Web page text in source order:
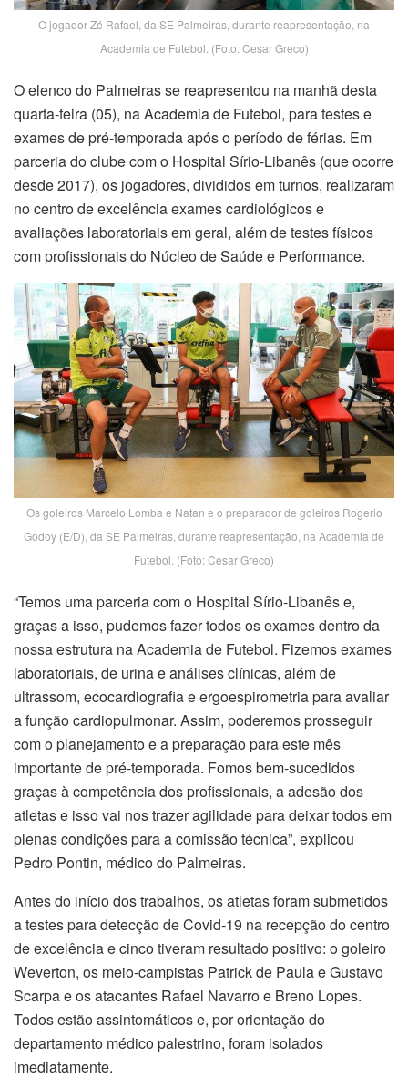
O jogador Zé Rafael, da SE Palmeiras, durante reapresentação, na
Academia de Futebol. (Foto: Cesar Greco)
O elenco do Palmeiras se reapresentou na manhã desta
quarta-feira (05), na Academia de Futebol, para testes e
exames de pré-temporada após o período de férias. Em
parceria do clube com o Hospital Sírio-Libanês (que ocorre
desde 2017), os jogadores, divididos em turnos, realizaram
no centro de excelência exames cardiológicos e
avaliações laboratoriais em geral, além de testes físicos
com profissionais do Núcleo de Saúde e Performance.
Os goleiros Marcelo Lomba e Natan e o preparador de goleiros Rogerio
Godoy (E/D), da SE Palmeiras, durante reapresentação, na Academia de
Futebol. (Foto: Cesar Greco)
“Temos uma parceria com o Hospital Sírio-Libanês e,
graças a isso, pudemos fazer todos os exames dentro da
nossa estrutura na Academia de Futebol. Fizemos exames
laboratoriais, de urina e análises clínicas, além de
ultrassom, ecocardiografia e ergoespirometria para avaliar
a função cardiopulmonar. Assim, poderemos prosseguir
com o planejamento e a preparação para este mês
importante de pré-temporada. Fomos bem-sucedidos
graças à competência dos profissionais, a adesão dos
atletas e isso vai nos trazer agilidade para deixar todos em
plenas condições para a comissão técnica”, explicou
Pedro Pontin, médico do Palmeiras.
Antes do início dos trabalhos, os atletas foram submetidos
a testes para detecção de Covid-19 na recepção do centro
de excelência e cinco tiveram resultado positivo: o goleiro
Weverton, os meio-campistas Patrick de Paula e Gustavo
Scarpa e os atacantes Rafael Navarro e Breno Lopes.
Todos estão assintomáticos e, por orientação do
departamento médico palestrino, foram isolados
imediatamente.